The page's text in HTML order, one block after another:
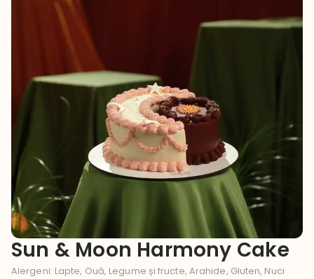
Sun & Moon Harmony Cake
Alergeni: Lapte, Ouă, Legume și fructe, Arahide, Gluten, Nuci